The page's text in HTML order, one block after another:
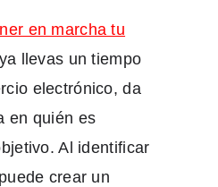
en marcha tu
llevas un tiempo
electrónico, da
en quién es
Al identificar
crear un